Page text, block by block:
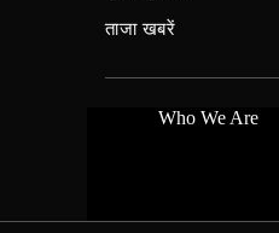
ताजा खबरें
Who We Are